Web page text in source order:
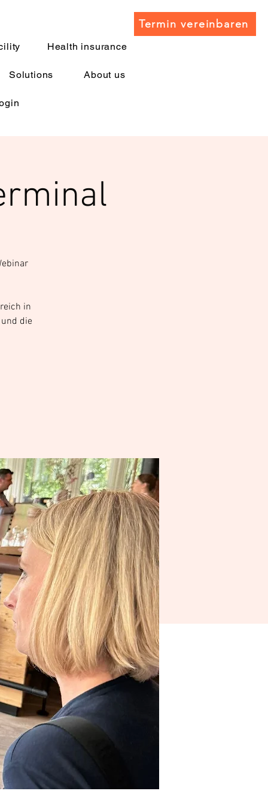
Termin vereinbaren
Health insurance
Solutions About us
in
die